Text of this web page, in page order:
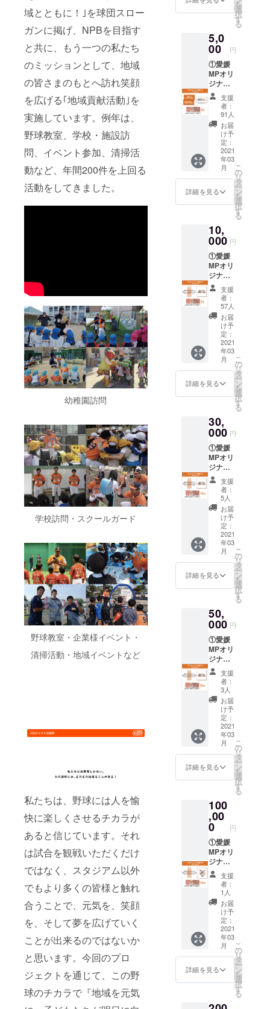
域とともに！｣を球団スロー
ガンに掲げ、NPBを目指す
と共に、もう一つの私たち
のミッションとして、地域
の皆さまのもとへ訪れ笑顔
を広げる｢地域貢献活動｣を
実施しています。例年は、
野球教室、学校・施設訪
問、イベント参加、清掃活
動など、年間200件を上回る
活動をしてきました。
幼稚園訪問
学校訪問・スクールガード
野球教室・企業様イベント・
清掃活動・地域イベントなど
私たちは、野球には人を愉
快に楽しくさせるチカラが
あると信じています。それ
は試合を観戦いただくだけ
ではなく、スタジアム以外
でもより多くの皆様と触れ
合うことで、元気を、笑顔
を、そして夢を広げていく
ことが出来るのではないか
と思います。今回のプロ
ジェクトを通じて、この野
球のチカラで『地域を元気
サイン
入り支
がとう
カード
③愛媛
MP202
1公式戦
ホーム
ゲーム
観戦チ
ケット1
枚 ※選
手 直筆
サイン
入り支
援あり
がとう
カード
の選手
せん。
※愛媛
MPオリ
ジナル
ラベル
道後オ
レンジ･
エール
カラマ
ンダリ
ン引換
券は、
4/3(土)
4/4(日)
の愛媛
MPホー
ム開幕2
(坊っ
ちゃん
スタジ
アム/愛
媛県松
山市市
坪西町
625-
1)、
4/5(月)
以降は
水口酒
造にき
たつ蔵
部(愛媛
市道後
喜多町
と引き
換えい
たしま
す。 ※
ラベル
のデザ
インは
写真と
多少異
なる場
合がご
ざいま
す。 ※
グラ
ス・
ターは
付属し
引換期
間：
2021年
4月3日
(土)〜5
月31日
(月) ＜
にきた
つ蔵
部 営
業時間
／10:00
18:00
定休日
／月曜
の場合
は翌火
を
選
択
す
る
5,0
00 円
①愛媛
MPオリ
ジナル
ラベル
道後オ
レンジ･
エール
カラマ
ンダリ
200ml1
本 引換
券 ②愛
媛MPオ
リジナ
ルラベ
ビール
ヴァイ
ツェン
(のぼさ
んビー
ル)200
ml1本引
換券 ②
選手 直
筆サイ
ン入り
支援あ
りがと
うカー
媛
MP202
観戦チ
ケット3
枚 ※選
手 直筆
サイン
入り支
援あり
がとう
カード
の選手
はお選
びいた
だけま
せん。
※愛媛
MPオリ
ジナル
エール
カラマ
ンダリ
ン・道
後ビー
ル ヴァ
イツェ
ン(のぼ
さん
ビール)
の引換
券は、
4/3(土)
4/4(日)
MPホー
ム開幕2
(坊っ
ちゃん
スタジ
アム/愛
媛県松
山市市
坪西町
625-
1)、
4/5(月)
以降は
水口酒
造にき
たつ蔵
部(愛媛
県松山
喜多町
3-23)に
支援
者：
91人
お届
け予
定：
2021
年03
月
詳細を見る
こ
の
リ
タ
ー
ン
を
選
択
す
る
10,
000 円
①愛媛
MPオリ
ジナル
ラベル
道後オ
レンジ･
エール
カラマ
ンダリ
200ml2
媛MPオ
リジナ
ルラベ
ル 道後
ヴァイ
ツェン
(のぼさ
んビー
ル)200
ml2本
③監督･
コーチ
直筆サ
イン色
MP202
1公式戦
ホーム
ゲーム
観戦チ
ンジ･
エー
ル、道
後ビー
ルのラ
ベルの
デザイ
ンは写
真と多
少異な
る場合
がござ
いま
す。 ※
グラ
ス・
コース
ん。
支援
者：
57人
お届
け予
定：
2021
年03
月
詳細を見る
こ
の
リ
タ
ー
ン
を
選
択
す
る
30,
000 円
①愛媛
MPオリ
ジナル
ラベル
道後オ
レンジ･
エール
カラマ
ンダリ
200ml6
媛MPオ
リジナ
ルラベ
ル 道後
ヴァイ
ツェン
(のぼさ
んビー
ル)200
ml6本
③監督･
コーチ
直筆サ
イン色
MP202
1公式戦
ホーム
ゲーム
観戦チ
レンジ･
エー
ル、道
後ビー
ルのラ
ベルの
デザイ
ンは写
真と多
少異な
る場合
がござ
いま
す。 ※
グラ
ス・
コース
ターは
支援
者：
5人
お届
け予
定：
2021
年03
月
詳細を見る
こ
の
リ
タ
ー
ン
を
選
択
す
る
50,
000 円
①愛媛
MPオリ
ジナル
ラベル
道後オ
レンジ･
エール
カラマ
ンダリ
200ml1
0本 ②
愛媛MP
オリジ
ナルラ
ベル 道
ル ヴァ
イツェ
ン(のぼ
さん
ビー
ル)200
ml10本
③監督･
コーチ
直筆サ
イン色
MP202
1公式戦
ホーム
ゲーム
観戦チ
ケット
15枚 ※
レンジ･
支援
者：
3人
お届
け予
定：
2021
年03
月
詳細を見る
こ
の
リ
タ
ー
ン
を
選
択
す
る
100
,00
0 円
①愛媛
MPオリ
ジナル
ラベル
道後オ
レンジ･
エール
カラマ
ンダリ
200ml1
6本 ②
愛媛MP
オリジ
ナルラ
ベル 道
ル ヴァ
支援
者：
1人
お届
け予
定：
2021
年03
月
詳細を見る
こ
の
リ
タ
ー
ン
を
選
択
す
る